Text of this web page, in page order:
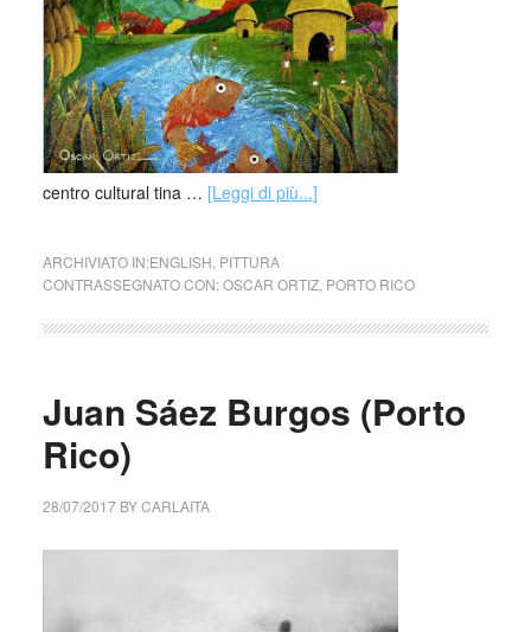
centro cultural tina … [Leggi di più...]
ARCHIVIATO IN:ENGLISH PITTURA
CONTRASSEGNATO CON:OSCAR ORTIZ, PORTO RICO
Juan Sáez Burgos (Porto
Rico)
28/07/2017BYCARLAITA